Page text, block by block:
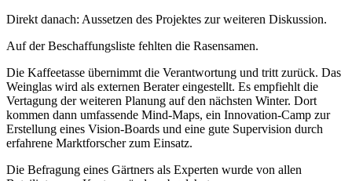
Direkt danach: Aussetzen des Projektes zur weiteren Diskussion.
Auf der Beschaffungsliste fehlten die Rasensamen.
Die Kaffeetasse übernimmt die Verantwortung und tritt zurück. Das
Weinglas wird als externen Berater eingestellt. Es empfiehlt die
Vertagung der weiteren Planung auf den nächsten Winter. Dort
kommen dann umfassende Mind-Maps, ein Innovation-Camp zur
Erstellung eines Vision-Boards und eine gute Supervision durch
erfahrene Marktforscher zum Einsatz.
Die Befragung eines Gärtners als Experten wurde von allen